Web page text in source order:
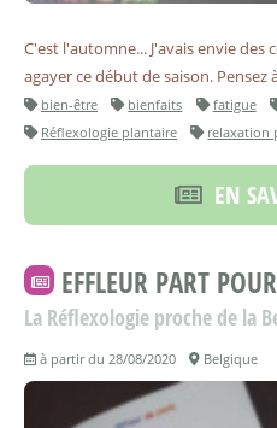
C'est l'automne... J'avais envie des
agayer ce début de saison. Pensez
bien-être bienfaits fatigue
Réflexologie plantaire
relaxation
EN
EFFLEUR PART
La Réflexologie proche de la
à partir du 28/08/2020 Belgique